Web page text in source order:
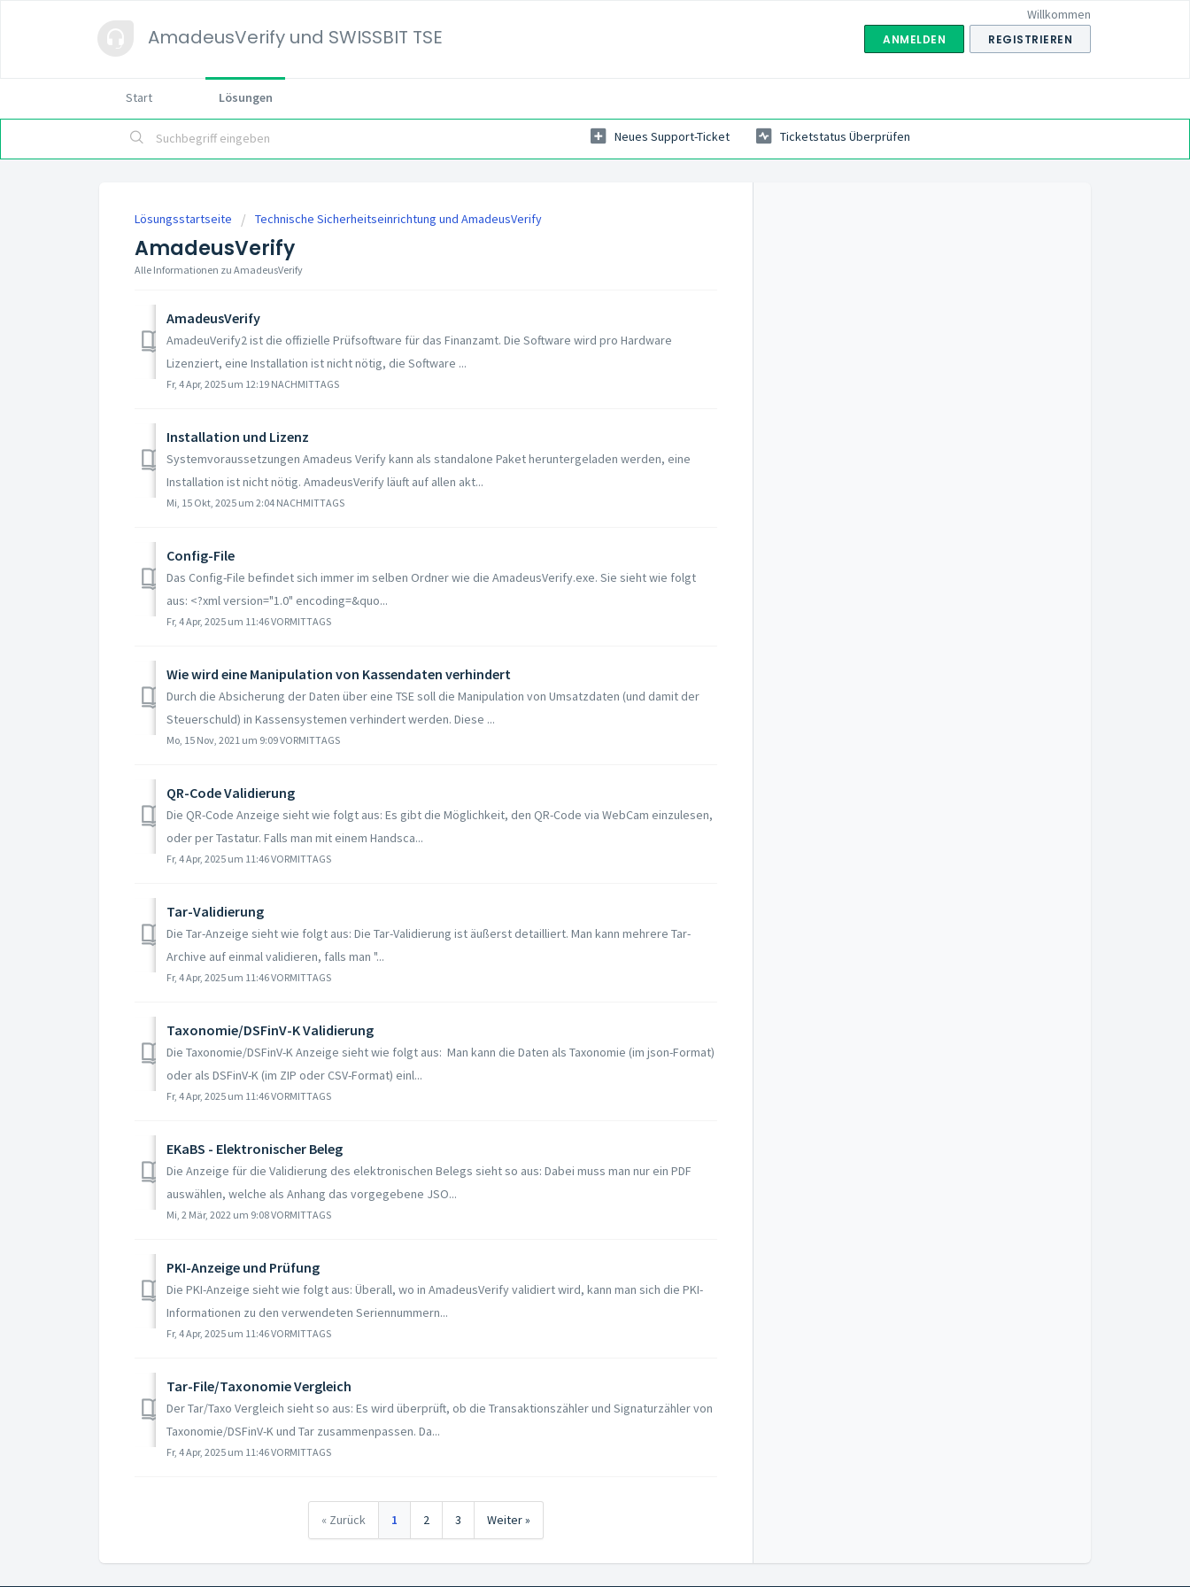
AmadeusVerify und SWISSBIT TSE
Willkommen
ANMELDEN REGISTRIEREN
Start Lösungen
Neues Support-Ticket Ticketstatus Überprüfen
Lösungsstartseite Technische Sicherheitseinrichtung und AmadeusVerify
AmadeusVerify
Alle Informationen zu AmadeusVerify
AmadeusVerify
AmadeuVerify2 ist die offizielle Prüfsoftware für das Finanzamt. Die Software wird pro Hardware
Lizenziert, eine Installation ist nicht nötig, die Software ...
Fr, 4 Apr, 2025 um 12:19 NACHMITTAGS
Installation und Lizenz
Systemvoraussetzungen Amadeus Verify kann als standalone Paket heruntergeladen werden, eine
Installation ist nicht nötig. AmadeusVerify läuft auf allen akt...
Mi, 15 Okt, 2025 um 2:04 NACHMITTAGS
Config-File
Das Config-File befindet sich immer im selben Ordner wie die AmadeusVerify.exe. Sie sieht wie folgt
aus: <?xml version="1.0" encoding=&quo...
Fr, 4 Apr, 2025 um 11:46 VORMITTAGS
Wie wird eine Manipulation von Kassendaten verhindert
Durch die Absicherung der Daten über eine TSE soll die Manipulation von Umsatzdaten (und damit der
Steuerschuld) in Kassensystemen verhindert werden. Diese ...
Mo, 15 Nov, 2021 um 9:09 VORMITTAGS
QR-Code Validierung
Die QR-Code Anzeige sieht wie folgt aus: Es gibt die Möglichkeit, den QR-Code via WebCam einzulesen,
oder per Tastatur. Falls man mit einem Handsca...
Fr, 4 Apr, 2025 um 11:46 VORMITTAGS
Tar-Validierung
Die Tar-Anzeige sieht wie folgt aus: Die Tar-Validierung ist äußerst detailliert. Man kann mehrere Tar-
Archive auf einmal validieren, falls man "...
Fr, 4 Apr, 2025 um 11:46 VORMITTAGS
Taxonomie/DSFinV-K Validierung
Die Taxonomie/DSFinV-K Anzeige sieht wie folgt aus: Man kann die Daten als Taxonomie (im json-Format)
oder als DSFinV-K (im ZIP oder CSV-Format) einl...
Fr, 4 Apr, 2025 um 11:46 VORMITTAGS
EKaBS - Elektronischer Beleg
Die Anzeige für die Validierung des elektronischen Belegs sieht so aus: Dabei muss man nur ein PDF
auswählen, welche als Anhang das vorgegebene JSO...
Mi, 2 Mär, 2022 um 9:08 VORMITTAGS
PKI-Anzeige und Prüfung
Die PKI-Anzeige sieht wie folgt aus: Überall, wo in AmadeusVerify validiert wird, kann man sich die PKI-
Informationen zu den verwendeten Seriennummern...
Fr, 4 Apr, 2025 um 11:46 VORMITTAGS
Tar-File/Taxonomie Vergleich
Der Tar/Taxo Vergleich sieht so aus: Es wird überprüft, ob die Transaktionszähler und Signaturzähler von
Taxonomie/DSFinV-K und Tar zusammenpassen. Da...
Fr, 4 Apr, 2025 um 11:46 VORMITTAGS
« Zurück 1 2 3 Weiter »